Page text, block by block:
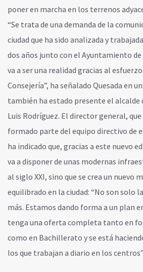
poner en marcha en los terrenos
“Se trata de una demanda de la
ciudad que ha sido analizada y
dos años junto con el Ayuntamiento de
va a ser una realidad gracias al
Consejería”, ha señalado Quesada en
también ha estado presente el alcalde
Luis Rodríguez. El director general,
formado parte del equipo directivo de
ha indicado que, gracias a este nuevo
va a disponer de unas modernas
al siglo XXI, sino que se crea un nuevo
equilibrado en la ciudad: “No son solo
más. Estamos dando forma a un plan
tenga una oferta completa tanto en
como en Bachillerato y se está
los que trabajan a diario en los